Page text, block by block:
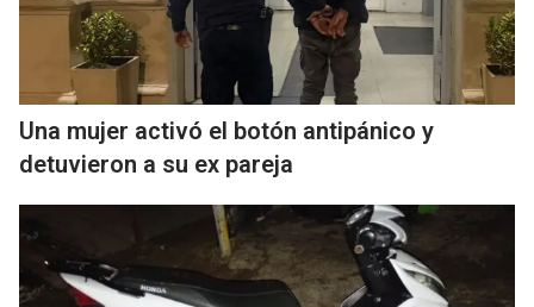
Una mujer activó el botón antipánico y
detuvieron a su ex pareja